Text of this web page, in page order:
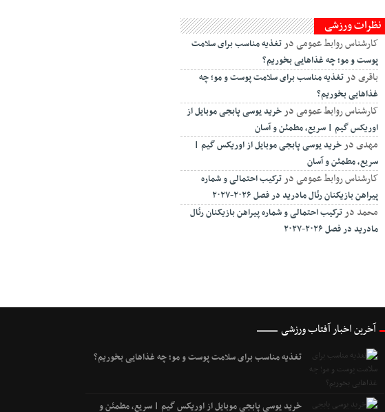
نظرات ورزشی
کارشناس روابط عمومیدرتغذیه مناسب برای سلامت
پوست و مو؛ چه غذاهایی بخوریم؟
باقریدرتغذیه مناسب برای سلامت پوست و مو؛ چه
غذاهایی بخوریم؟
کارشناس روابط عمومیدرخرید یوسی پابجی موبایل از
اوریکس گیم | سریع، مطمئن و آسان
مهدیدرخرید یوسی پابجی موبایل از اوریکس گیم |
سریع، مطمئن و آسان
کارشناس روابط عمومیدرترکیب احتمالی و شماره
پیراهن بازیکنان رئال مادرید در فصل ۲۰۲۶-۲۰۲۷
محمد درترکیب احتمالی و شماره پیراهن بازیکنان رئال
مادرید در فصل ۲۰۲۶-۲۰۲۷
آخرین اخبار آفتاب ورزشی
تغذیه مناسب برای سلامت پوست و مو؛ چه غذاهایی بخوریم؟
خرید یوسی پابجی موبایل از اوریکس گیم | سریع، مطمئن و